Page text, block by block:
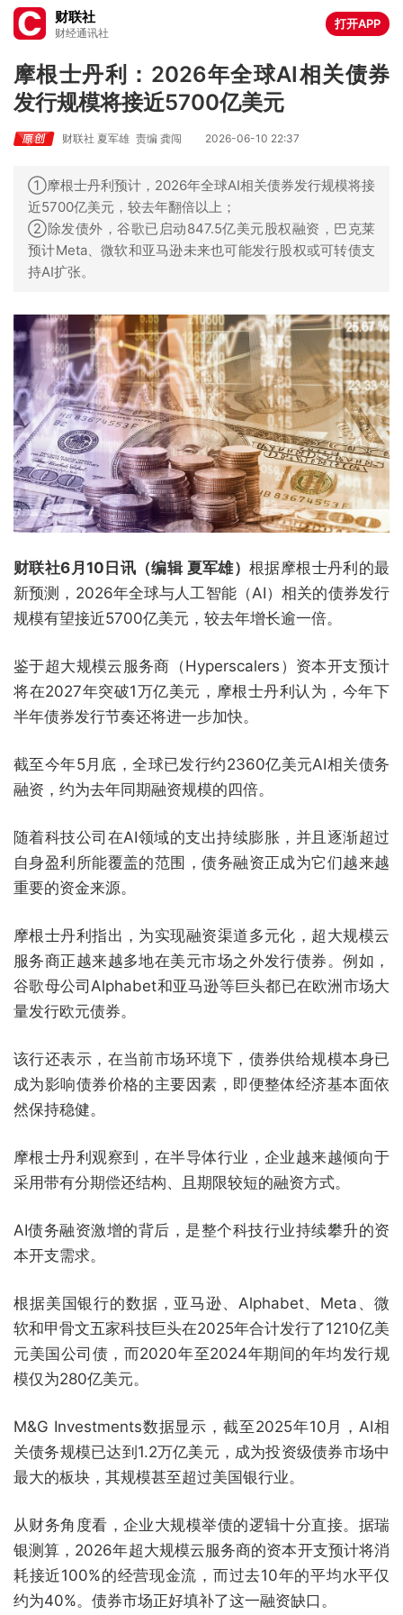
财联社
财经通讯社
打开APP
摩根士丹利：2026年全球AI相关债券
发行规模将接近5700亿美元
财联社 夏军雄 责编 龚闯 2026-06-10 22:37
①摩根士丹利预计，2026年全球AI相关债券发行规模将接
近5700亿美元，较去年翻倍以上；
②除发债外，谷歌已启动847.5亿美元股权融资，巴克莱
预计Meta、微软和亚马逊未来也可能发行股权或可转债支
持AI扩张。
财联社6月10日讯（编辑 夏军雄） 根据摩根士丹利的最
新预测，2026年全球与人工智能（AI）相关的债券发行
规模有望接近5700亿美元，较去年增长逾一倍。
鉴于超大规模云服务商（Hyperscalers）资本开支预计
将在2027年突破1万亿美元，摩根士丹利认为，今年下
半年债券发行节奏还将进一步加快。
截至今年5月底，全球已发行约2360亿美元AI相关债务
融资，约为去年同期融资规模的四倍。
随着科技公司在AI领域的支出持续膨胀，并且逐渐超过
自身盈利所能覆盖的范围，债务融资正成为它们越来越
重要的资金来源。
摩根士丹利指出，为实现融资渠道多元化，超大规模云
服务商正越来越多地在美元市场之外发行债券。例如，
谷歌母公司Alphabet和亚马逊等巨头都已在欧洲市场大
量发行欧元债券。
该行还表示，在当前市场环境下，债券供给规模本身已
成为影响债券价格的主要因素，即便整体经济基本面依
然保持稳健。
摩根士丹利观察到，在半导体行业，企业越来越倾向于
采用带有分期偿还结构、且期限较短的融资方式。
AI债务融资激增的背后，是整个科技行业持续攀升的资
本开支需求。
根据美国银行的数据，亚马逊、Alphabet、Meta、微
软和甲骨文五家科技巨头在2025年合计发行了1210亿美
元美国公司债，而2020年至2024年期间的年均发行规
模仅为280亿美元。
M&G Investments数据显示，截至2025年10月，AI相
关债务规模已达到1.2万亿美元，成为投资级债券市场中
最大的板块，其规模甚至超过美国银行业。
从财务角度看，企业大规模举债的逻辑十分直接。据瑞
银测算，2026年超大规模云服务商的资本开支预计将消
耗接近100%的经营现金流，而过去10年的平均水平仅
约为40%。债券市场正好填补了这一融资缺口。